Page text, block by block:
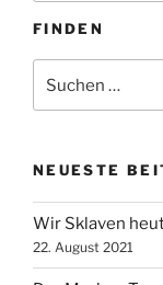
FINDEN
nach:
NEUESTE
Wir Sklaven
22. August 2021